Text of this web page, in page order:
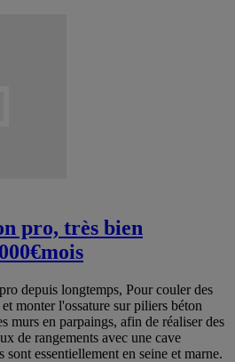
pro, très bien
depuis longtemps, Pour couler des
monter l'ossature sur piliers béton
murs en parpaings, afin de réaliser des
de rangements avec une cave
sont essentiellement en seine et marne.